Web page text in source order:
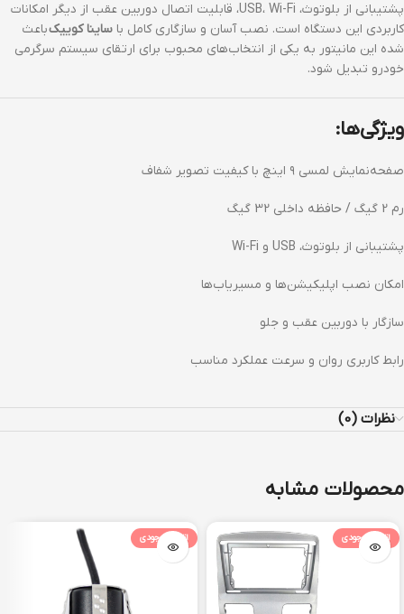
پشتیبانی از بلوتوث، USB، Wi-Fi، قابلیت اتصال دوربین عقب از دیگر امکانات
کاربردی این دستگاه است. نصب آسان و سازگاری کامل با ساینا کوییکباعث
شده این مانیتور به یکی از انتخاب‌های محبوب برای ارتقای سیستم سرگرمی
خودرو تبدیل شود.
ویژگی‌ها:
صفحه‌نمایش لمسی ۹ اینچ با کیفیت تصویر شفاف
رم 2 گیگ / حافظه داخلی 32 گیگ
پشتیبانی از بلوتوث، USB و Wi-Fi
امکان نصب اپلیکیشن‌ها و مسیریاب‌ها
سازگار با دوربین عقب و جلو
رابط کاربری روان و سرعت عملکرد مناسب
نظرات (0)
محصولات مشابه
اتمام موجودی اتمام موجودی